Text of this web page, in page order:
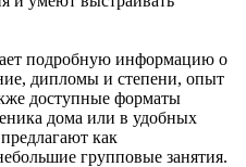
подробную информацию о
дипломы и степени, опыт
доступные форматы
дома или в удобных
как
групповые занятия.